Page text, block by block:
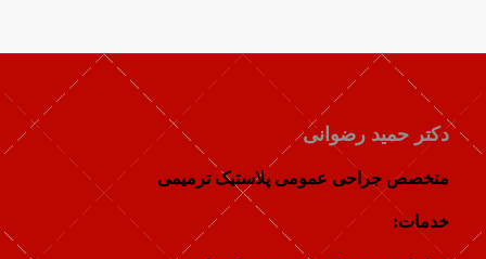
دکتر حمید رضوانی
متخصص جراحی عمومی پلاستیک ترمیمی
خدمات: